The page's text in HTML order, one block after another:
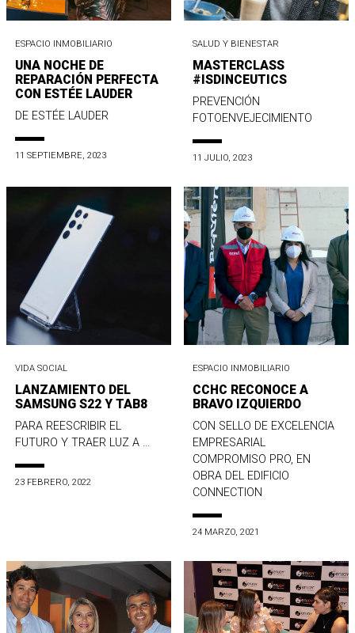
ESPACIO INMOBILIARIO
UNA NOCHE DE
REPARACIÓN PERFECTA
CON ESTÉE LAUDER
DE ESTÉE LAUDER
11 SEPTIEMBRE, 2023
SALUD Y BIENESTAR
MASTERCLASS
#ISDINCEUTICS
PREVENCIÓN
FOTOENVEJECIMIENTO
11 JULIO, 2023
VIDA SOCIAL
LANZAMIENTO DEL
SAMSUNG S22 Y TAB8
PARA REESCRIBIR EL
FUTURO Y TRAER LUZ A ...
23 FEBRERO, 2022
ESPACIO INMOBILIARIO
CCHC RECONOCE A
BRAVO IZQUIERDO
CON SELLO DE EXCELENCIA
EMPRESARIAL
COMPROMISO PRO, EN
OBRA DEL EDIFICIO
CONNECTION
24 MARZO, 2021